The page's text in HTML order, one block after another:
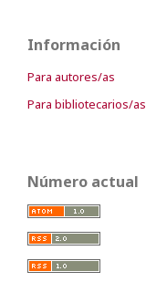
Información
Para autores/as
Para bibliotecarios/as
Número actual